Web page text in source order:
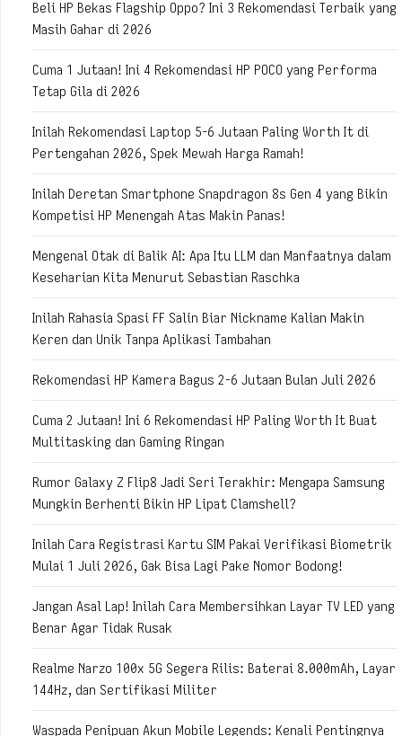
Beli HP Bekas Flagship Oppo? Ini 3 Rekomendasi Terbaik yang
Masih Gahar di 2026
Cuma 1 Jutaan! Ini 4 Rekomendasi HP POCO yang Performa
Tetap Gila di 2026
Inilah Rekomendasi Laptop 5-6 Jutaan Paling Worth It di
Pertengahan 2026, Spek Mewah Harga Ramah!
Inilah Deretan Smartphone Snapdragon 8s Gen 4 yang Bikin
Kompetisi HP Menengah Atas Makin Panas!
Mengenal Otak di Balik AI: Apa Itu LLM dan Manfaatnya dalam
Keseharian Kita Menurut Sebastian Raschka
Inilah Rahasia Spasi FF Salin Biar Nickname Kalian Makin
Keren dan Unik Tanpa Aplikasi Tambahan
Rekomendasi HP Kamera Bagus 2-6 Jutaan Bulan Juli 2026
Cuma 2 Jutaan! Ini 6 Rekomendasi HP Paling Worth It Buat
Multitasking dan Gaming Ringan
Rumor Galaxy Z Flip8 Jadi Seri Terakhir: Mengapa Samsung
Mungkin Berhenti Bikin HP Lipat Clamshell?
Inilah Cara Registrasi Kartu SIM Pakai Verifikasi Biometrik
Mulai 1 Juli 2026, Gak Bisa Lagi Pake Nomor Bodong!
Jangan Asal Lap! Inilah Cara Membersihkan Layar TV LED yang
Benar Agar Tidak Rusak
Realme Narzo 100x 5G Segera Rilis: Baterai 8.000mAh, Layar
144Hz, dan Sertifikasi Militer
Waspada Penipuan Akun Mobile Legends: Kenali Pentingnya